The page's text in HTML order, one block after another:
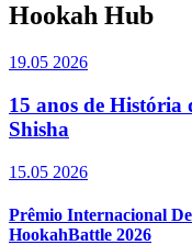
Hookah Hub
19.05 2026
15 anos de
Shisha
15.05 2026
Prêmio Internacional
HookahBattle 2026